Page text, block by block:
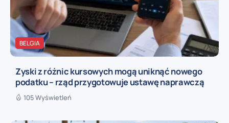
BELGIA
Zyski z różnic kursowych mogą uniknąć nowego
podatku – rząd przygotowuje ustawę naprawczą
105 Wyświetleń